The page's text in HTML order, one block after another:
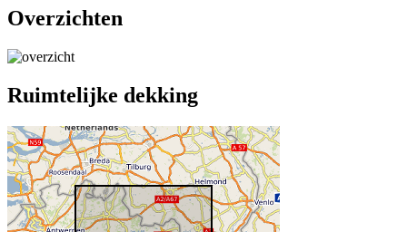
Overzichten
Ruimtelijke dekking